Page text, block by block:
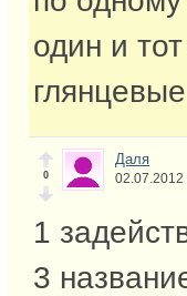
один и
0
Даля
02.07.2012
1
3